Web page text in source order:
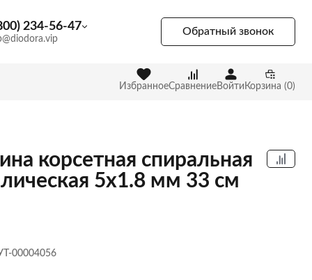
234-56-47 Обратный звонок
ИзбранноеСравнениеВойти Корзина (0)
корсетная спиральная
5х1.8 мм 33 см
00004056